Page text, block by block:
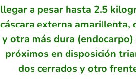
llegar a pesar hasta 2.5
cáscara externa amarillenta,
y otra más dura
próximos en disposición
dos cerrados y otro